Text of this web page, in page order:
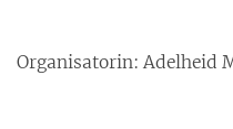
Organisatorin: Adelheid